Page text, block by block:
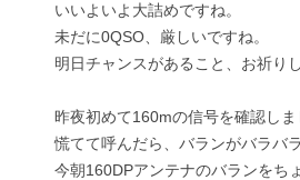
いいよいよ大詰めですね。
未だに0QSO、厳しいですね。
明日チャンスがあること、お祈りし
昨夜初めて160mの信号を確認しま
慌てて呼んだら、バランがバラバ
今朝160DPアンテナのバランをち